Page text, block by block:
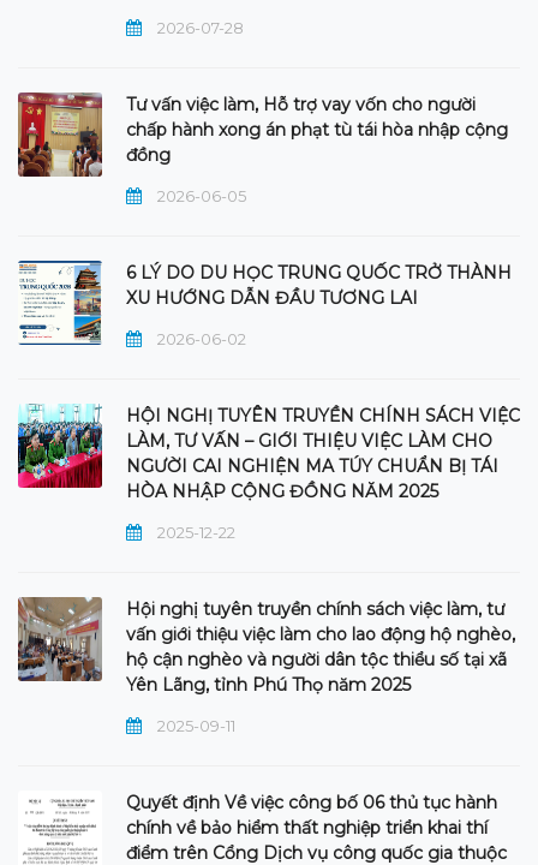
2026-07-28
Tư vấn việc làm, Hỗ trợ vay vốn cho người
chấp hành xong án phạt tù tái hòa nhập cộng
đồng
2026-06-05
6 LÝ DO DU HỌC TRUNG QUỐC TRỞ THÀNH
XU HƯỚNG DẪN ĐẦU TƯƠNG LAI
2026-06-02
HỘI NGHỊ TUYÊN TRUYỀN CHÍNH SÁCH VIỆC
LÀM, TƯ VẤN – GIỚI THIỆU VIỆC LÀM CHO
NGƯỜI CAI NGHIỆN MA TÚY CHUẨN BỊ TÁI
HÒA NHẬP CỘNG ĐỒNG NĂM 2025
2025-12-22
Hội nghị tuyên truyền chính sách việc làm, tư
vấn giới thiệu việc làm cho lao động hộ nghèo,
hộ cận nghèo và người dân tộc thiểu số tại xã
Yên Lãng, tỉnh Phú Thọ năm 2025
2025-09-11
Quyết định Về việc công bố 06 thủ tục hành
chính về bảo hiểm thất nghiệp triển khai thí
điểm trên Cổng Dịch vụ công quốc gia thuộc